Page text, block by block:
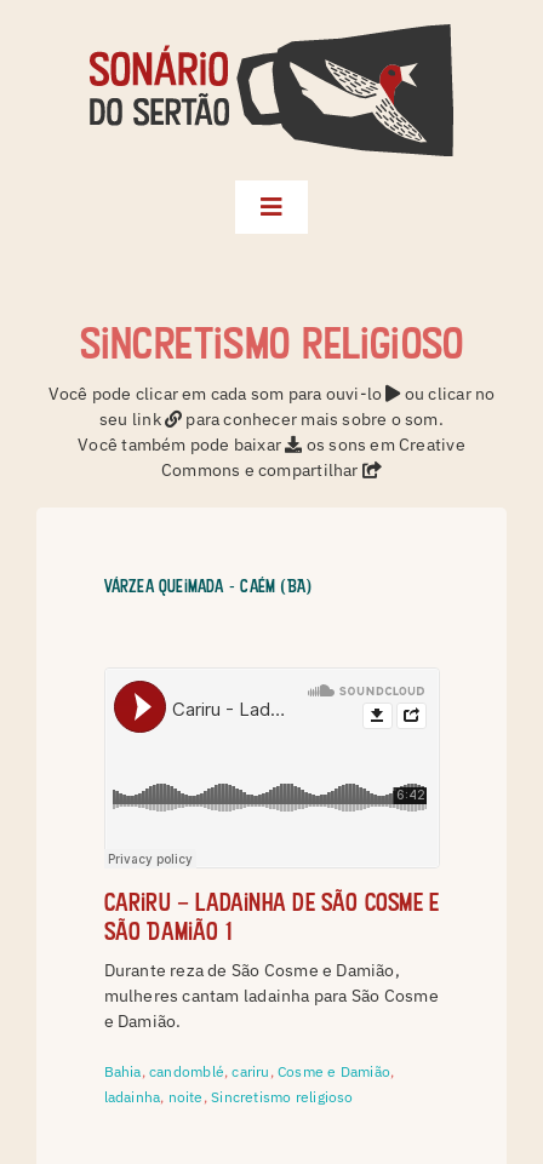
Toggle
Seleções
Territórios
Créditos
Sonário da Terra
Sincretismo religioso
Você pode clicar em cada som para ouvi-lo
ou clicar no
seu link
para conhecer mais sobre o som.
Você também pode baixar
os sons em Creative
Commons e compartilhar
Várzea Queimada - Caém (BA)
Cariru – Ladainha de São Cosme e
São Damião 1
Durante reza de São Cosme e Damião,
mulheres cantam ladainha para São Cosme
e Damião.
Bahia,candomblé,cariru ,Cosme e Damião,
ladainha, noite ,Sincretismo religioso